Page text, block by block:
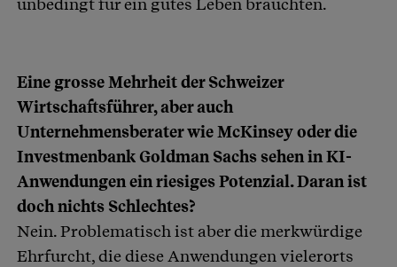
Eine grosse Mehrheit der Schweizer
Wirtschaftsführer, aber auch
Unternehmensberater wie McKinsey oder die
Investmenbank Goldman Sachs sehen in KI-
Anwendungen ein riesiges Potenzial. Daran ist
doch nichts Schlechtes?
Nein. Problematisch ist aber die merkwürdige
Ehrfurcht, die diese Anwendungen vielerorts